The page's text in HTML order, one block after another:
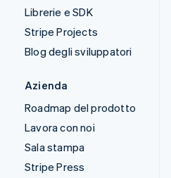
Librerie e SDK
Stripe Projects
Blog degli sviluppatori
Azienda
Roadmap del prodotto
Lavora con noi
Sala stampa
Stripe Press